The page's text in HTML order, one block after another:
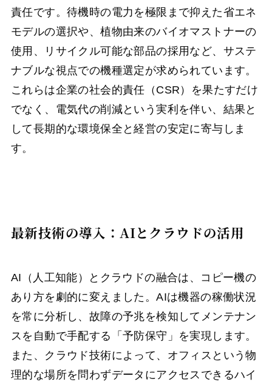
責任です。待機時の電力を極限まで抑えた省エネ
モデルの選択や、植物由来のバイオマストナーの
使用、リサイクル可能な部品の採用など、サステ
ナブルな視点での機種選定が求められています。
これらは企業の社会的責任（CSR）を果たすだけ
でなく、電気代の削減という実利を伴い、結果と
して長期的な環境保全と経営の安定に寄与しま
す。
最新技術の導入：AIとクラウドの活用
AI（人工知能）とクラウドの融合は、コピー機の
あり方を劇的に変えました。AIは機器の稼働状況
を常に分析し、故障の予兆を検知してメンテナン
スを自動で手配する「予防保守」を実現します。
また、クラウド技術によって、オフィスという物
理的な場所を問わずデータにアクセスできるハイ